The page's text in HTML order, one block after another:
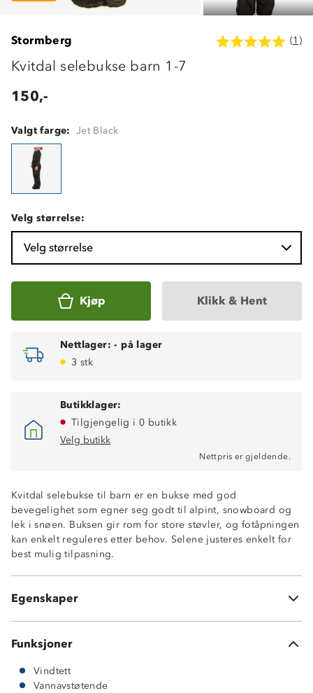
Stormberg (1)
Kvitdal selebukse barn 1-7
150,-
Valgt farge: Jet Black
Velg størrelse:
Velg størrelse
Kjøp Klikk & Hent
Nettlager: - på lager
3 stk
Butikklager:
Tilgjengelig i 0 butikk
Velg butikk
Nettpris er gjeldende.
Kvitdal selebukse til barn er en bukse med god
bevegelighet som egner seg godt til alpint, snowboard og
lek i snøen. Buksen gir rom for store støvler, og fotåpningen
kan enkelt reguleres etter behov. Selene justeres enkelt for
best mulig tilpasning.
Egenskaper
Vindtett
Kraftig vannavstøtende
Justerbare seler
Luftig og fukttransporterende meshfôr
100% polyester
Funksjoner
Vindtett
Vannavstøtende